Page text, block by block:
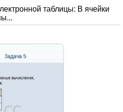
таблицы: В ячейки